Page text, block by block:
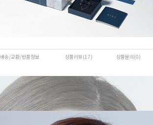
배송/교환/반품정보 상품리뷰(17) 상품문의(0)